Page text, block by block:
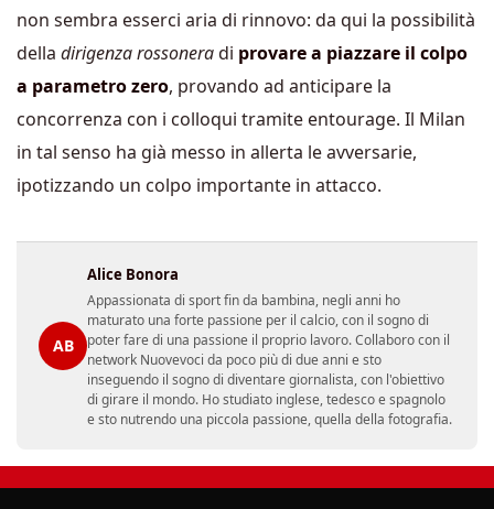
non sembra esserci aria di rinnovo: da qui la possibilità
della dirigenza rossoneradi provare a piazzare il colpo
a parametro zero, provando ad anticipare la
concorrenza con i colloqui tramite entourage. Il Milan
in tal senso ha già messo in allerta le avversarie,
ipotizzando un colpo importante in attacco.
AB
Alice Bonora
Appassionata di sport fin da bambina, negli anni ho
maturato una forte passione per il calcio, con il sogno di
poter fare di una passione il proprio lavoro. Collaboro con il
network Nuovevoci da poco più di due anni e sto
inseguendo il sogno di diventare giornalista, con l'obiettivo
di girare il mondo. Ho studiato inglese, tedesco e spagnolo
e sto nutrendo una piccola passione, quella della fotografia.